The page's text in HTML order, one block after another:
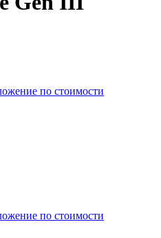
по стоимости
по стоимости